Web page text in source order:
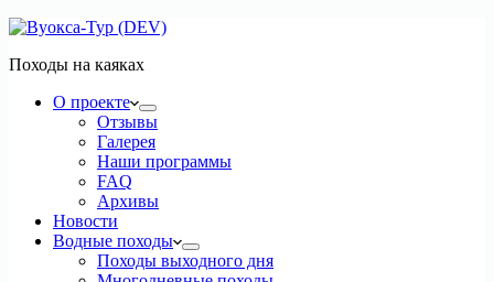
Походы на каяках
О проекте
Отзывы
Галерея
Наши программы
FAQ
Архивы
Новости
Водные походы
Походы выходного дня